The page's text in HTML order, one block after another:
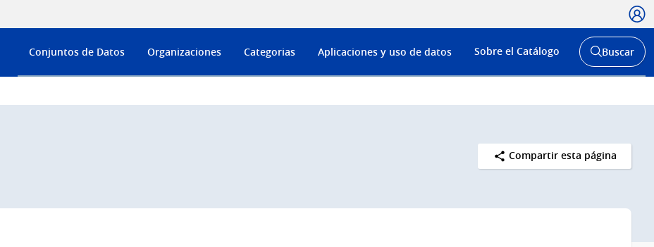
Menú
de
Conjuntos de Datos Organizaciones Categorias Aplicaciones y uso de datos Sobre el Catálogo
Abrir
buscador
Buscar
Compartir esta página